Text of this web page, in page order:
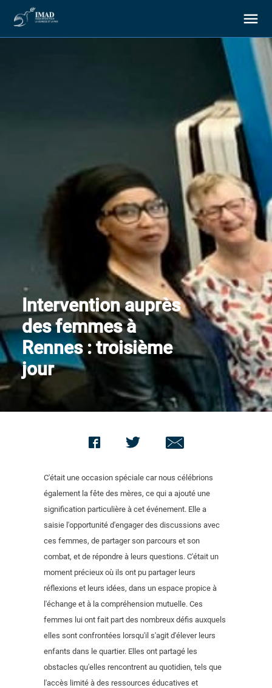
Nous contacter
Intervention auprès
des femmes à
Rennes : troisième
jour
C'était une occasion spéciale car nous célébrions
également la fête des mères, ce qui a ajouté une
signification particulière à cet événement. Elle a
saisie l'opportunité d'engager des discussions avec
ces femmes, de partager son parcours et son
combat, et de répondre à leurs questions. C'était un
moment précieux où ils ont pu partager leurs
réflexions et leurs idées, dans un espace propice à
l'échange et à la compréhension mutuelle. Ces
femmes lui ont fait part des nombreux défis auxquels
elles sont confrontées lorsqu'il s'agit d'élever leurs
enfants dans le quartier. Elles ont partagé les
obstacles qu'elles rencontrent au quotidien, tels que
l'accès limité à des ressources éducatives et